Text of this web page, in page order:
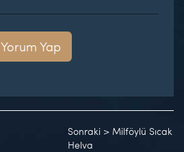
Yorum Yap
Sonraki > Milföylü Sıcak
Helva